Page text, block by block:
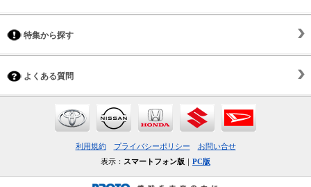
特集から探す
よくある質問
利用規約 プライバシーポリシー
お問い合せ
表示： スマートフォン版 ｜ PC版